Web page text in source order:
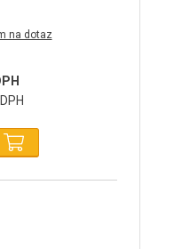
na dotaz